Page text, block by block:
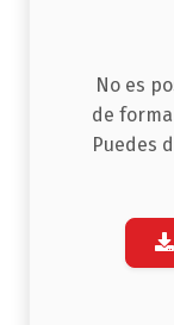
No es
de
Puedes